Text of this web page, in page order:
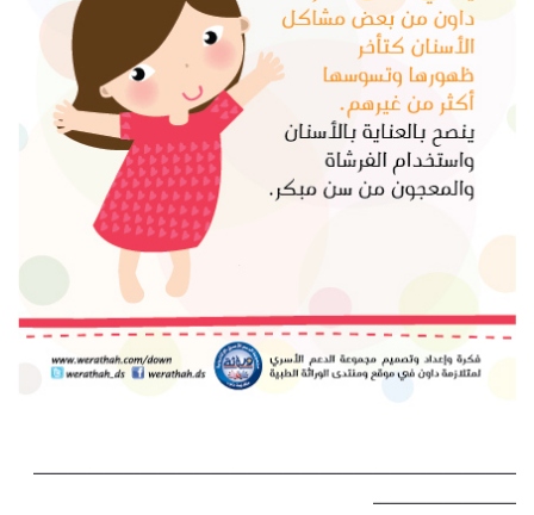
———————————————————————————
————————